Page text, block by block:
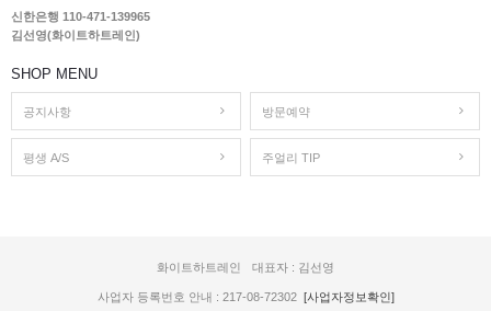
신한은행 110-471-139965
김선영(화이트하트레인)
SHOP MENU
공지사항 방문예약
평생 A/S 주얼리 TIP
화이트하트레인 대표자 : 김선영
사업자 등록번호 안내 : 217-08-72302 [사업자정보확인]